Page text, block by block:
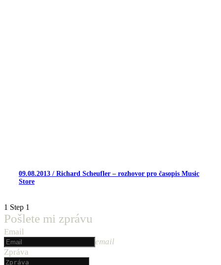
09.08.2013 / Richard Scheufler – rozhovor pro časopis Music
Store
1 Step 1
Pošlete mi zprávu
Email
email
Zpráva